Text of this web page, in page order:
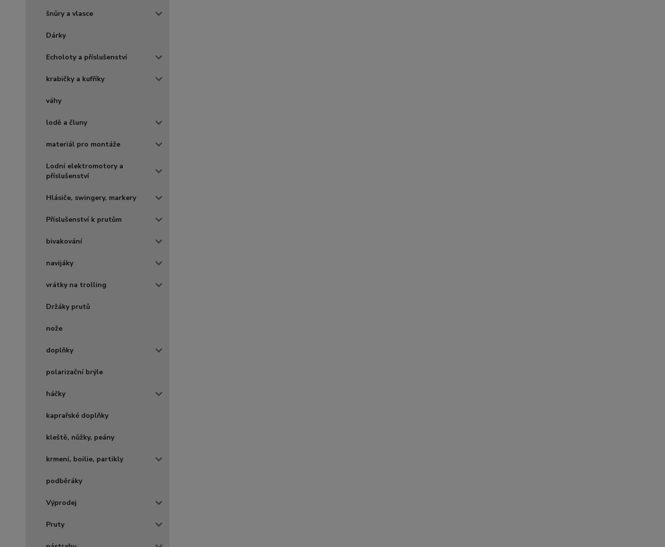
šnůry a vlasce
Dárky
Echoloty a příslušenství
krabičky a kufříky
váhy
lodě a čluny
materiál pro montáže
Lodní elektromotory a
příslušenství
Hlásiče, swingery, markery
Příslušenství k prutům
bivakování
navijáky
vrátky na trolling
Držáky prutů
nože
doplňky
polarizační brýle
háčky
kaprařské doplňky
kleště, nůžky, peány
krmení, boilie, partikly
podběráky
Výprodej
Pruty